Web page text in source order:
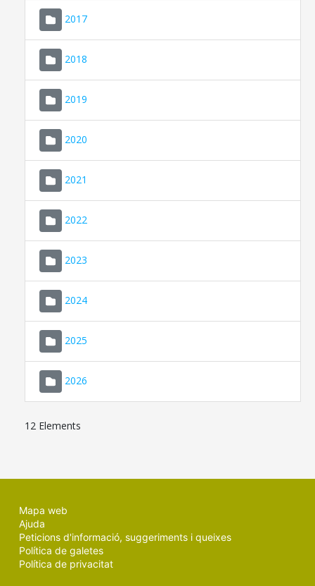
2017
2018
2019
2020
2021
2022
2023
2024
2025
2026
12 Elements
Mapa web
Ajuda
Peticions d'informació, suggeriments i queixes
Política de galetes
Política de privacitat